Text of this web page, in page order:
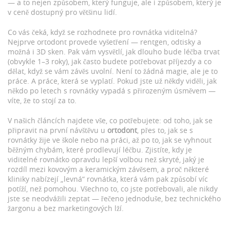
— a to nejen způsobem, který funguje, ale i způsobem, který je
v ceně dostupný pro většinu lidí.
Co vás čeká, když se rozhodnete pro rovnátka viditelná?
Nejprve ortodont provede vyšetření — rentgen, odtisky a
možná i 3D sken. Pak vám vysvětlí, jak dlouho bude léčba trvat
(obvykle 1–3 roky), jak často budete potřebovat příjezdy a co
dělat, když se vám závěs uvolní. Není to žádná magie, ale je to
práce. A práce, která se vyplatí. Pokud jste už někdy viděli, jak
někdo po letech s rovnátky vypadá s přirozeným úsměvem —
víte, že to stojí za to.
V našich článcích najdete vše, co potřebujete: od toho, jak se
připravit na první návštěvu u ortodont, přes to, jak se s
rovnátky žije ve škole nebo na práci, až po to, jak se vyhnout
běžným chybám, které prodlevují léčbu. Zjistíte, kdy je
viditelné rovnátko opravdu lepší volbou než skryté, jaký je
rozdíl mezi kovovým a keramickým závěsem, a proč některé
kliniky nabízejí „levná“ rovnátka, která vám pak způsobí víc
potíží, než pomohou. Všechno to, co jste potřebovali, ale nikdy
jste se neodvážili zeptat — řečeno jednoduše, bez technického
žargonu a bez marketingových lží.